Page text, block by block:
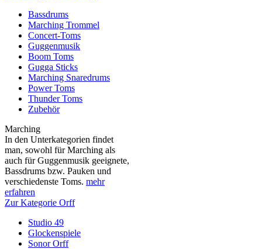
Bassdrums
Marching Trommel
Concert-Toms
Guggenmusik
Boom Toms
Gugga Sticks
Marching Snaredrums
Power Toms
Thunder Toms
Zubehör
Marching
In den Unterkategorien findet
man, sowohl für Marching als
auch für Guggenmusik geeignete,
Bassdrums bzw. Pauken und
verschiedenste Toms. mehr
erfahren
Zur Kategorie Orff
Studio 49
Glockenspiele
Sonor Orff